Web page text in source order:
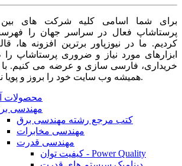
برای شما اسامی کلیه شرکت های بین
پرستاشاپ فعال در سراسر جهان را
کردیم. ما در نیوزپاور برترین افزونه ها،
ابزارهای مورد نیاز و ضروری پرستاشاپ
خریداری، فارسی سازی و عرضه می کنیم. با
همیشه وب سایت خود را بروز و پویا نگه دارید.
محصولات
مهندسی
کتب مرجع رشته مهندسی برق
مهندسی مخابرات
مهندسی قدرت
کیفیت توان - Power Quality